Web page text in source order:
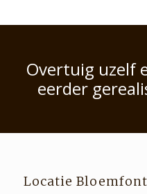
Overtuig uzelf
eerder
Locatie